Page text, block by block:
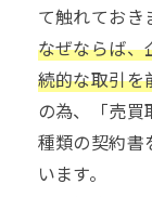
て触れておき
なぜならば、
続的な取引を
の為、「売
種類の契約書
います。